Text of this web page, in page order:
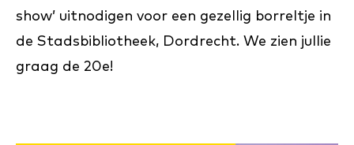
show’ uitnodigen voor een gezellig borreltje in
de Stadsbibliotheek, Dordrecht. We zien jullie
graag de 20e!